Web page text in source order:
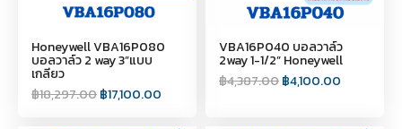
Honeywell VBA16P080
บอลวาล์ว 2 way 3”แบบ
เกลียว
฿18,297.00฿17,100.00
VBA16P040 บอลวาล์ว
2way 1-1/2” Honeywell
฿4,387.00฿4,100.00